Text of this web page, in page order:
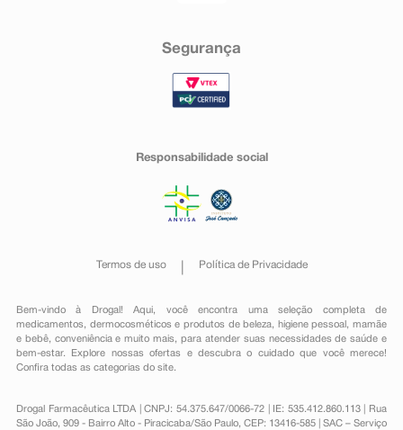
Segurança
Responsabilidade social
Termos de uso Política de Privacidade
Bem-vindo à Drogal! Aqui, você encontra uma seleção completa de
medicamentos , dermocosméticos e produtos de beleza, higiene pessoal ,mamãe
e bebê, conveniênciae muito mais, para atender suas necessidades de saúde e
bem-estar. Explore nossas ofertas e descubra o cuidado que você merece!
Confira todas as categorias do site.
Drogal Farmacêutica LTDA | CNPJ: 54.375.647/0066-72 | IE: 535.412.860.113 | Rua
São João, 909 - Bairro Alto - Piracicaba/São Paulo, CEP: 13416-585 | SAC – Serviço